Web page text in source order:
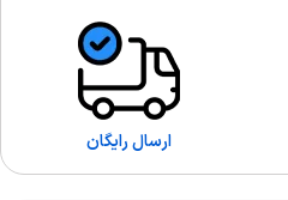
ارسال رایگان